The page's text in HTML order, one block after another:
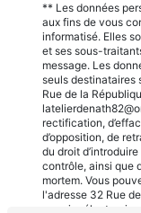
** Les données
aux fins de vous
informatisé. Elles
et ses sous-
message. Les
seuls destinataires
Rue de la
rectification,
d’opposition, de
du droit
contrôle, ainsi que
mortem. Vous
l'adresse 32 Rue
courrier